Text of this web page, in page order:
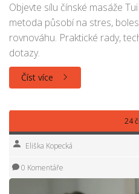
Objevte sílu čínské masáže
metoda působí na stres,
rovnováhu. Praktické rady,
dotazy.
Číst více
24
Eliška Kopecká
0 Komentáře